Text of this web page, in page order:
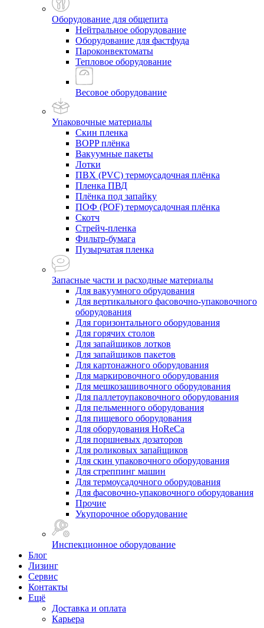
Оборудование для общепита
Нейтральное оборудование
Оборудование для фастфуда
Пароконвектоматы
Тепловое оборудование
Весовое оборудование
Упаковочные материалы
Скин пленка
BOPP плёнка
Вакуумные пакеты
Лотки
ПВХ (PVC) термоусадочная плёнка
Пленка ПВД
Плёнка под запайку
ПОФ (POF) термоусадочная плёнка
Скотч
Стрейч-пленка
Фильтр-бумага
Пузырчатая пленка
Запасные части и расходные материалы
Для вакуумного обрудования
Для вертикального фасовочно-упаковочного
оборудования
Для горизонтального оборудования
Для горячих столов
Для запайщиков лотков
Для запайщиков пакетов
Для картонажного оборудования
Для маркировочного оборудования
Для мешкозашивочного оборудования
Для паллетоупаковочного оборудования
Для пельменного оборудования
Для пищевого оборудования
Для оборудования HoReCa
Для поршневых дозаторов
Для роликовых запайщиков
Для скин упаковочного оборудования
Для стреппинг машин
Для термоусадочного оборудования
Для фасовочно-упаковочного оборудования
Прочие
Укупорочное оборудование
Инспекционное оборудование
Блог
Лизинг
Сервис
Контакты
Ещё
Доставка и оплата
Карьера